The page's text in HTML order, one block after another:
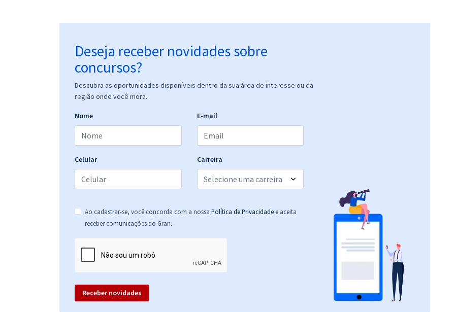
Região - Conhecimentos Básicos e
Comprar
Deseja receber novidades sobre
concursos?
Descubra as oportunidades disponíveis dentro da sua área de interesse ou da
região onde você mora.
Nome E-mail
Celular Carreira
Ao cadastrar-se, você concorda com a nossa Política de Privacidade e aceita
receber comunicações do Gran.
Receber novidades